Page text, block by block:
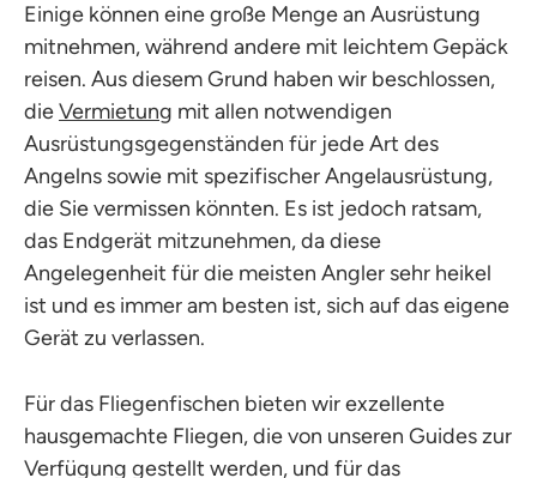
Einige können eine große Menge an Ausrüstung
mitnehmen, während andere mit leichtem Gepäck
reisen. Aus diesem Grund haben wir beschlossen,
dieVermietung mit allen notwendigen
Ausrüstungsgegenständen für jede Art des
Angelns sowie mit spezifischer Angelausrüstung,
die Sie vermissen könnten. Es ist jedoch ratsam,
das Endgerät mitzunehmen, da diese
Angelegenheit für die meisten Angler sehr heikel
ist und es immer am besten ist, sich auf das eigene
Gerät zu verlassen.
Für das Fliegenfischen bieten wir exzellente
hausgemachte Fliegen, die von unseren Guides zur
Verfügung gestellt werden, und für das